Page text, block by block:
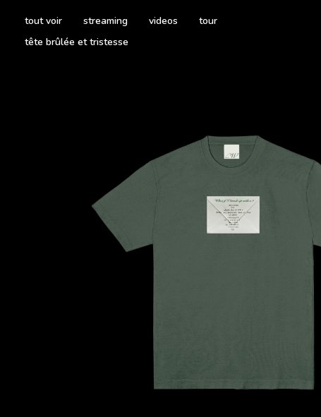
tout voir streaming videos
tour
tête brûlée et tristesse